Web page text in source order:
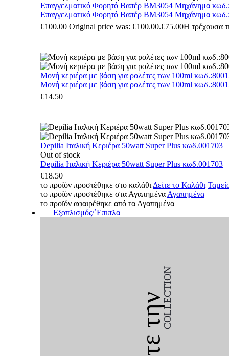
Επαγγελματικό Φορητό Βαπέρ BM3054 Μηχάνημα
Επαγγελματικό Φορητό Βαπέρ BM3054 Μηχάνημα
€100.00 Original price was: €100.00.€75.00Η τρέχουσα
Μονή κεριέρα με βάση για ρολέτες των 100ml
Μονή κεριέρα με βάση για ρολέτες των 100ml
€14.50
Depilia Ιταλική Κεριέρα 50watt Super Plus κωδ.001703
Out of stock
Depilia Ιταλική Κεριέρα 50watt Super Plus κωδ.001703
€18.50
το προϊόν προστέθηκε στο καλάθι Δείτε το Καλάθι
το προϊόν προστέθηκε στα Αγαπημένα Αγαπημένα
το προϊόν αφαιρέθηκε από τα Αγαπημένα
Εξοπλισμός/΄Επιπλα
COLLECTION